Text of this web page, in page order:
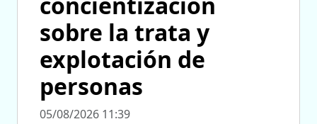
sobre la trata y
explotación de
personas
05/08/2026 11:39